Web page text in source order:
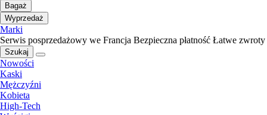
Bagaż
Wyprzedaż
Marki
Serwis posprzedażowy we Francja Bezpieczna płatność Łatwe zwroty
Szukaj
Nowości
Kaski
Mężczyźni
Kobieta
High-Tech